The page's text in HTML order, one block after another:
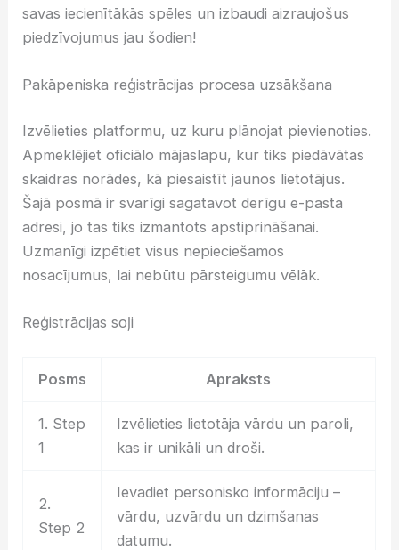
savas iecienītākās spēles un izbaudi aizraujošus
piedzīvojumus jau šodien!
Pakāpeniska reģistrācijas procesa uzsākšana
Izvēlieties platformu, uz kuru plānojat pievienoties.
Apmeklējiet oficiālo mājaslapu, kur tiks piedāvātas
skaidras norādes, kā piesaistīt jaunos lietotājus.
Šajā posmā ir svarīgi sagatavot derīgu e-pasta
adresi, jo tas tiks izmantots apstiprināšanai.
Uzmanīgi izpētiet visus nepieciešamos
nosacījumus, lai nebūtu pārsteigumu vēlāk.
Reģistrācijas soļi
Posms Apraksts
1. Step
1
Izvēlieties lietotāja vārdu un paroli,
kas ir unikāli un droši.
2.
Step 2
Ievadiet personisko informāciju –
vārdu, uzvārdu un dzimšanas
datumu.